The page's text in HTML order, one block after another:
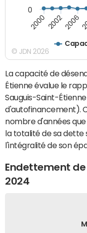
2000 20022006
0
© JDN 2026
La capacité de
Étienne évalue le
Sauguis-Saint-
d'autofinancement).
nombre d'années
la totalité de sa dette
l'intégralité de son
Endettement
2024